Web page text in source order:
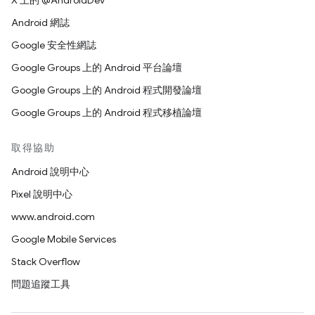
Android 網誌
Google 安全性網誌
Google Groups 上的 Android 平台論壇
Google Groups 上的 Android 程式開發論壇
Google Groups 上的 Android 程式移植論壇
取得協助
Android 說明中心
Pixel 說明中心
www.android.com
Google Mobile Services
Stack Overflow
問題追蹤工具